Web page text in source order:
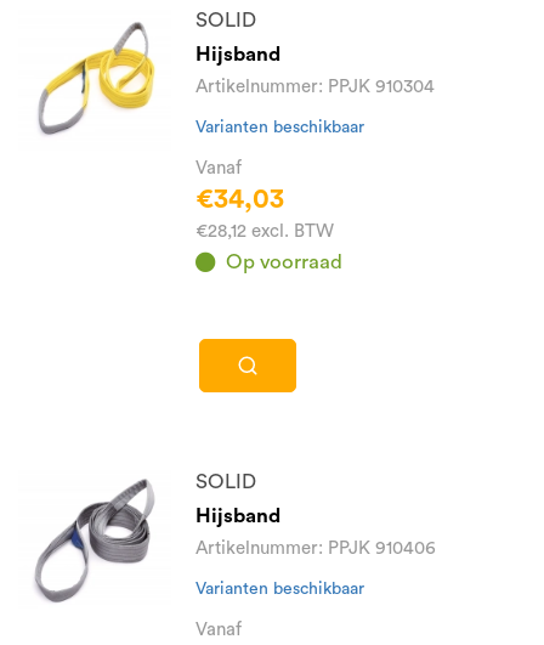
SOLID
Hijsband
Artikelnummer: PPJK 910304
Varianten beschikbaar
Vanaf
€34,03
€28,12 excl. BTW
Op voorraad
SOLID
Hijsband
Artikelnummer: PPJK 910406
Varianten beschikbaar
Vanaf